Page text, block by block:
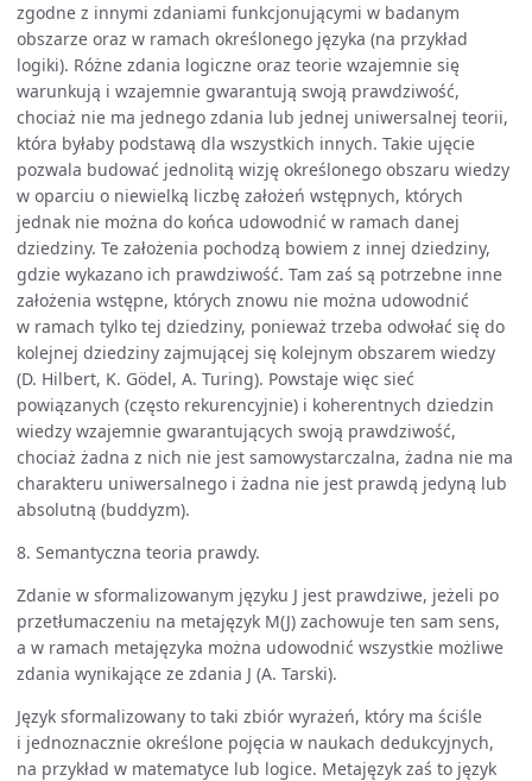
zgodne z innymi zdaniami funkcjonującymi w badanym
obszarze oraz w ramach określonego języka (na przykład
logiki). Różne zdania logiczne oraz teorie wzajemnie się
warunkują i wzajemnie gwarantują swoją prawdziwość,
chociaż nie ma jednego zdania lub jednej uniwersalnej teorii,
która byłaby podstawą dla wszystkich innych. Takie ujęcie
pozwala budować jednolitą wizję określonego obszaru wiedzy
w oparciu o niewielką liczbę założeń wstępnych, których
jednak nie można do końca udowodnić w ramach danej
dziedziny. Te założenia pochodzą bowiem z innej dziedziny,
gdzie wykazano ich prawdziwość. Tam zaś są potrzebne inne
założenia wstępne, których znowu nie można udowodnić
w ramach tylko tej dziedziny, ponieważ trzeba odwołać się do
kolejnej dziedziny zajmującej się kolejnym obszarem wiedzy
(D. Hilbert, K. Gödel, A. Turing). Powstaje więc sieć
powiązanych (często rekurencyjnie) i koherentnych dziedzin
wiedzy wzajemnie gwarantujących swoją prawdziwość,
chociaż żadna z nich nie jest samowystarczalna, żadna nie ma
charakteru uniwersalnego i żadna nie jest prawdą jedyną lub
absolutną (buddyzm).
8. Semantyczna teoria prawdy.
Zdanie w sformalizowanym języku J jest prawdziwe, jeżeli po
przetłumaczeniu na metajęzyk M(J) zachowuje ten sam sens,
a w ramach metajęzyka można udowodnić wszystkie możliwe
zdania wynikające ze zdania J (A. Tarski).
Język sformalizowany to taki zbiór wyrażeń, który ma ściśle
i jednoznacznie określone pojęcia w naukach dedukcyjnych,
na przykład w matematyce lub logice. Metajęzyk zaś to język